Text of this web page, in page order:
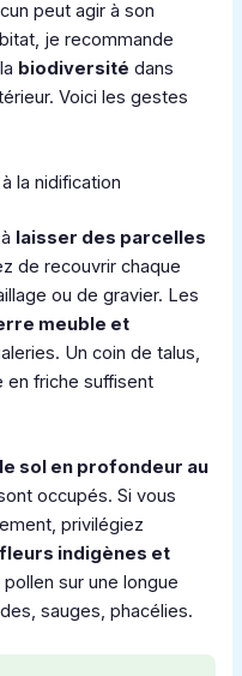
peut agir à son
je recommande
biodiversité dans
Voici les gestes
la nidification
laisser des parcelles
de recouvrir chaque
ou de gravier. Les
meuble et
Un coin de talus,
en friche suffisent
sol en profondeur au
occupés. Si vous
privilégiez
fleurs indigènes et
sur une longue
sauges, phacélies.